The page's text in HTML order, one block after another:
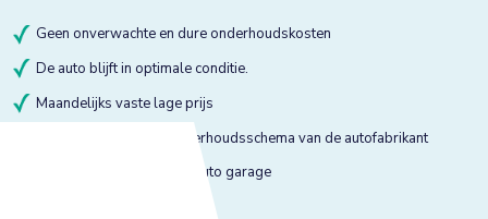
Geen onverwachte en dure onderhoudskosten
De auto blijft in optimale conditie.
Maandelijks vaste lage prijs
Onderhoud volgens onderhoudsschema van de autofabrikant
Onderhoud bij gekeurde auto garage